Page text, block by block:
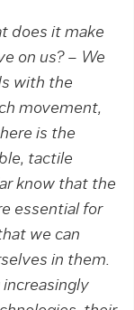
does it make
on us? – We
with the
movement,
is the
tactile
know that the
essential for
we can
in them.